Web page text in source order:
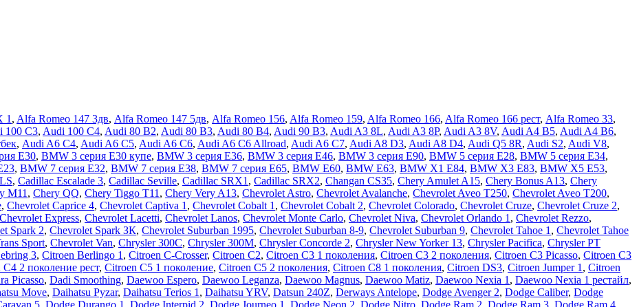
1 , Alfa Romeo 147 3дв, Alfa Romeo 147 5дв, Alfa Romeo 156, Alfa Romeo 159, Alfa Romeo 166, Alfa Romeo 166 рест, Alfa Romeo 33,
100 C3, Audi 100 C4, Audi 80 B2, Audi 80 B3, Audi 80 B4, Audi 90 B3, Audi A3 8L, Audi A3 8P, Audi A3 8V, Audi A4 B5, Audi A4 B6,
, Audi A6 C4, Audi A6 C5, Audi A6 C6, Audi A6 C6 Allroad, Audi A6 C7, Audi A8 D3, Audi A8 D4, Audi Q5 8R, Audi S2, Audi V8,
E30, BMW 3 серия E30 купе, BMW 3 серия E36, BMW 3 серия E46, BMW 3 серия E90, BMW 5 серия E28, BMW 5 серия E34,
, BMW 7 серия E32, BMW 7 серия E38, BMW 7 серия E65, BMW E60, BMW E63, BMW X1 E84, BMW X3 E83, BMW X5 E53,
, Cadillac Escalade 3, Cadillac Seville, Cadillac SRX1 , Cadillac SRX2, Changan CS35, Chery Amulet A15, Chery Bonus A13, Chery
M11 , Chery QQ, Chery Tiggo T11 , Chery Very A13, Chevrolet Astro, Chevrolet Avalanche, Chevrolet Aveo T250, Chevrolet Aveo Т200,
, Chevrolet Caprice 4, Chevrolet Captiva 1 , Chevrolet Cobalt 1 , Chevrolet Cobalt 2, Chevrolet Colorado, Chevrolet Cruze, Chevrolet Cruze 2,
Chevrolet Express, Chevrolet Lacetti, Chevrolet Lanos, Chevrolet Monte Carlo, Chevrolet Niva, Chevrolet Orlando 1 , Chevrolet Rezzo,
Spark 2, Chevrolet Spark ЗК, Chevrolet Suburban 1995, Chevrolet Suburban 8-9, Chevrolet Suburban 9, Chevrolet Tahoe 1 , Chevrolet Tahoe
Sport, Chevrolet Van, Chrysler 300C, Chrysler 300M, Chrysler Concorde 2, Chrysler New Yorker 13, Chrysler Pacifica, Chrysler PT
3, Citroen Berlingo 1 , Citroen C-Crosser, Citroen C2, Citroen C3 1 поколения, Citroen C3 2 поколения, Citroen C3 Picasso, Citroen C3
C4 2 поколение рест, Citroen C5 1 поколение, Citroen C5 2 поколения, Citroen C8 1 поколения, Citroen DS3, Citroen Jumper 1 , Citroen
Picasso, Dadi Smoothing, Daewoo Espero, Daewoo Leganza, Daewoo Magnus, Daewoo Matiz, Daewoo Nexia 1 , Daewoo Nexia 1 рестайл,
Move, Daihatsu Pyzar, Daihatsu Terios 1 , Daihatsu YRV, Datsun 240Z, Derways Antelope, Dodge Avenger 2, Dodge Caliber, Dodge
5, Dodge Durango 1 , Dodge Interpid 2, Dodge Journeo 1 , Dodge Neon 2, Dodge Nitro, Dodge Ram 2, Dodge Ram 3, Dodge Ram 4,